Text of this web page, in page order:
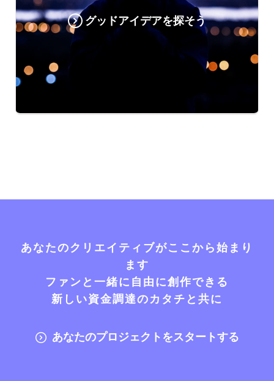
グッドアイデアを探そう
あなたのクリエイティブがここから始まり
ます
ファンと一緒に自由に創作できる
新しい資金調達のカタチと共に
あなたのプロジェクトをスタートする